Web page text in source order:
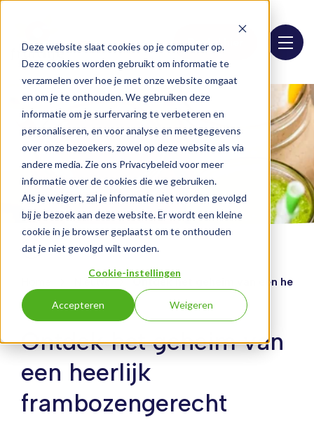
Deze website slaat cookies op je computer op.
Deze cookies worden gebruikt om informatie te
verzamelen over hoe je met onze website omgaat
en om je te onthouden. We gebruiken deze
informatie om je surfervaring te verbeteren en
personaliseren, en voor analyse en meetgegevens
over onze bezoekers, zowel op deze website als via
andere media. Zie ons Privacybeleid voor meer
informatie over de cookies die we gebruiken.
Als je weigert, zal je informatie niet worden gevolgd
bij je bezoek aan deze website. Er wordt een kleine
cookie in je browser geplaatst om te onthouden
dat je niet gevolgd wilt worden.
Cookie-instellingen
Accepteren Weigeren
Bestel hier
Nieuws Ontdek het geheim van een
Ontdek het geheim van
een heerlijk
frambozengerecht